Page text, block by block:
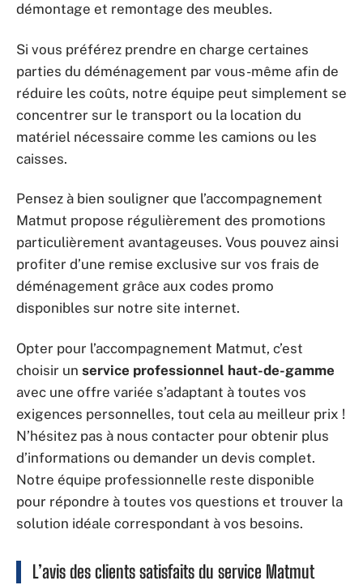
démontage et remontage des meubles.
Si vous préférez prendre en charge certaines
parties du déménagement par vous-même afin de
réduire les coûts, notre équipe peut simplement se
concentrer sur le transport ou la location du
matériel nécessaire comme les camions ou les
caisses.
Pensez à bien souligner que l’accompagnement
Matmut propose régulièrement des promotions
particulièrement avantageuses. Vous pouvez ainsi
profiter d’une remise exclusive sur vos frais de
déménagement grâce aux codes promo
disponibles sur notre site internet.
Opter pour l’accompagnement Matmut, c’est
choisir un service professionnel haut-de-gamme
avec une offre variée s’adaptant à toutes vos
exigences personnelles, tout cela au meilleur prix !
N’hésitez pas à nous contacter pour obtenir plus
d’informations ou demander un devis complet.
Notre équipe professionnelle reste disponible
pour répondre à toutes vos questions et trouver la
solution idéale correspondant à vos besoins.
L’avis des clients satisfaits du service Matmut